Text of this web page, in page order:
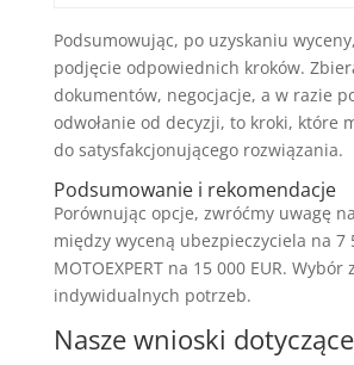
Podsumowując, po uzyskaniu
podjęcie odpowiednich kroków.
dokumentów, negocjacje, a w razie
odwołanie od decyzji, to kroki, które
do satysfakcjonującego rozwiązania.
Podsumowanie i rekomendacje
Porównując opcje, zwróćmy uwagę
między wyceną ubezpieczyciela na 7
MOTOEXPERT na 15 000 EUR. Wybór
indywidualnych potrzeb.
Nasze wnioski